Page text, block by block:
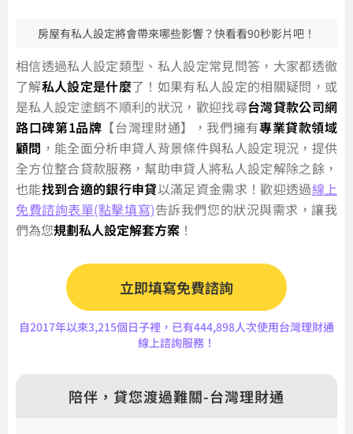
房屋有私人設定將會帶來哪些影響？快看看90秒影片吧！
相信透過私人設定類型、私人設定常見問答，大家都透徹
了解私人設定是什麼了！如果有私人設定的相關疑問，或
是私人設定塗銷不順利的狀況，歡迎找尋台灣貸款公司網
路口碑第1品牌 【台灣理財通】，我們擁有專業貸款領域
顧問 ，能全面分析申貸人背景條件與私人設定現況，提供
全方位整合貸款服務，幫助申貸人將私人設定解除之餘，
也能找到合適的銀行申貸以滿足資金需求！歡迎透過線上
免費諮詢表單(點擊填寫)告訴我們您的狀況與需求，讓我
們為您規劃私人設定解套方案 ！
立即填寫免費諮詢
自2017年以來3,215個日子裡，已有444,898人次使用台灣理財通
線上諮詢服務！
陪伴，貸您渡過難關-台灣理財通